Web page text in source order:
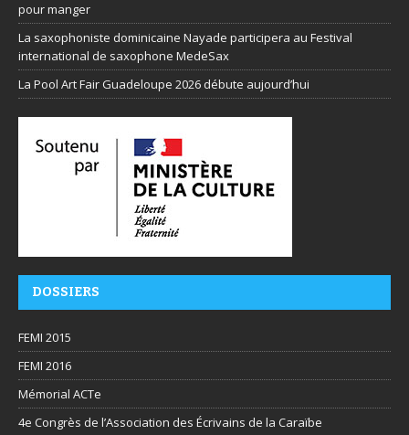
pour manger
La saxophoniste dominicaine Nayade participera au Festival
international de saxophone MedeSax
La Pool Art Fair Guadeloupe 2026 débute aujourd’hui
DOSSIERS
FEMI 2015
FEMI 2016
Mémorial ACTe
4e Congrès de l’Association des Écrivains de la Caraïbe